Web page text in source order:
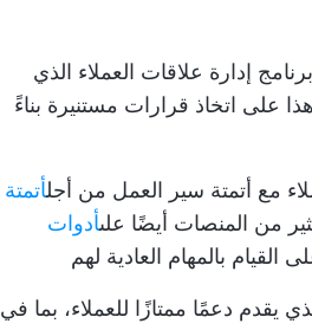
إدارة علاقات العملاء الذي
على اتخاذ قرارات مستنيرة بناءً
مع أتمتة سير العمل من أجلأتمتة
من المنصات أيضًا علىأدوات
القيام بالمهام العادية لهم
يقدم دعمًا ممتازًا للعملاء، بما في